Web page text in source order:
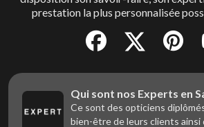
prestation la plus personnalisée
Qui sont nos Experts en
Ce sont des opticiens
bien-être de leurs clients ainsi